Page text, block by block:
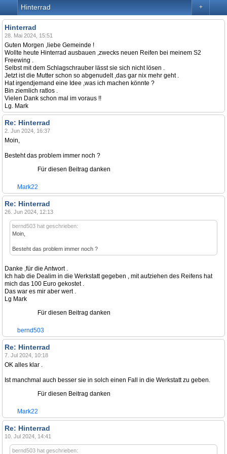
+
Hinterrad
Hinterrad
28. Mai 2024, 15:51
Guten Morgen ,liebe Gemeinde !
Wollte heute Hinterrad ausbauen ,zwecks neuen Reifen bei meinem S2
Freewing .
Selbst mit dem Schlagschrauber lässt sie sich nicht lösen .
Jetzt ist die Mutter schon so abgenudelt ,das gar nix mehr geht .
Hat irgendjemand eine Idee ,was ich machen könnte ?
Bin ziemlich ratlos .
Vielen Dank schon mal im voraus !!
Lg. Mark
Re: Hinterrad
2. Jun 2024, 16:37
Moin,
Besteht das problem immer noch ?
Für diesen Beitrag danken
Mark22
Re: Hinterrad
26. Jun 2024, 12:13
bernd503 hat geschrieben:
Moin,
Besteht das problem immer noch ?
Danke ,für die Antwort .
Ich hab die Dealim in die Werkstatt gegeben , mit aufziehen des Reifens hat
mich das 100 Euro gekostet .
Das war es mir aber wert .
Lg Mark
Für diesen Beitrag danken
bernd503
Re: Hinterrad
7. Jul 2024, 10:18
OK alles klar .
Ist manchmal auch besser sie in solch einen Fall in die Werkstatt zu geben.
Für diesen Beitrag danken
Mark22
Re: Hinterrad
10. Jul 2024, 14:41
bernd503 hat geschrieben: